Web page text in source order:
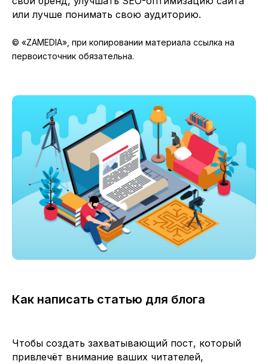
или лучше понимать свою аудиторию.
© «ZAMEDIA», при копировании материала ссылка на
первоисточник обязательна.
Как написать статью для блога
Чтобы создать захватывающий пост, который
привлечёт внимание ваших читателей,